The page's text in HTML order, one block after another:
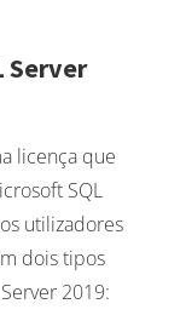
Server
licença que
SQL
utilizadores
dois tipos
2019: